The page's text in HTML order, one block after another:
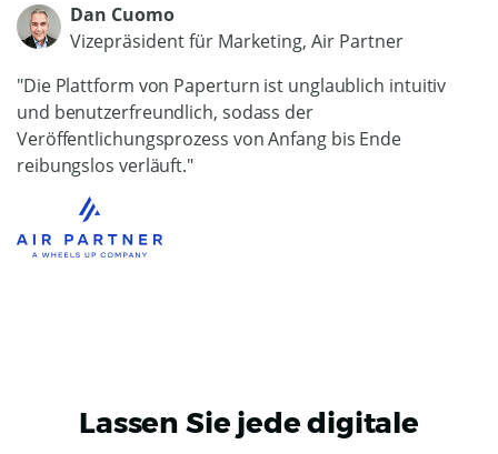
Dan Cuomo
Vizepräsident für Marketing, Air Partner
"Die Plattform von Paperturn ist unglaublich intuitiv
und benutzerfreundlich, sodass der
Veröffentlichungsprozess von Anfang bis Ende
reibungslos verläuft."
Lassen Sie jede digitale